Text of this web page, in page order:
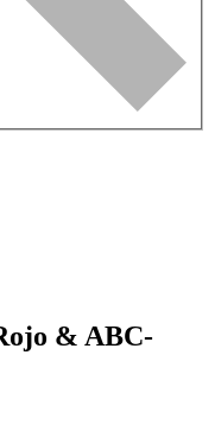
& ABC-